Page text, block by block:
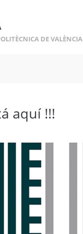
DE VALÈNCIA
aquí !!!